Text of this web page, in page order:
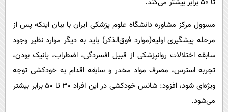
مسوول مرکز مشاوره دانشگاه علوم پزشکی ایران با بیان اینکه پس از
مرحله پیشگیری اولیه(موارد فوق‌الذکر) باید به دیگر موارد نظیر وجود
سابقه اختلالات روانپزشکی از قبیل افسردگی، اضطراب، پانیک بودن،
تجربه استرس، مصرف‌ مواد مخدر و سابقه اقدام به خودکشی توجه
ویژه‌ای شود، افزود: شانس خودکشی در این افراد 30 تا 50 برابر بیشتر
می‌شود.